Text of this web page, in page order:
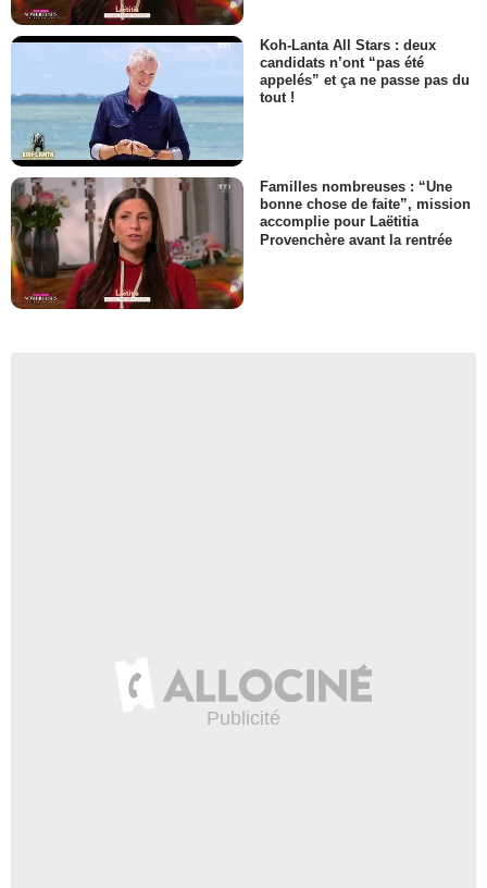
Koh-Lanta All Stars : deux
candidats n’ont “pas été
appelés” et ça ne passe pas du
tout !
Familles nombreuses : “Une
bonne chose de faite”, mission
accomplie pour Laëtitia
Provenchère avant la rentrée